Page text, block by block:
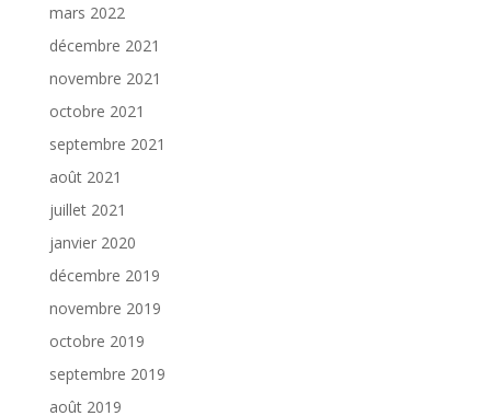
mars 2022
décembre 2021
novembre 2021
octobre 2021
septembre 2021
août 2021
juillet 2021
janvier 2020
décembre 2019
novembre 2019
octobre 2019
septembre 2019
août 2019